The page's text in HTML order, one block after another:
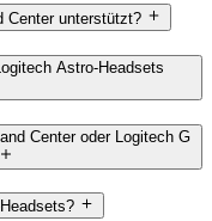
Center unterstützt?
Astro-Headsets
Center oder Logitech G